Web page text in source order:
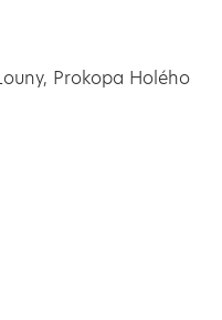
Prokopa Holého